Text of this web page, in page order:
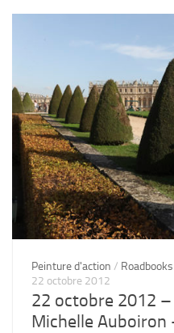
Peinture d'action / Roadbooks
22 octobre 2012
22 octobre 2012
Michelle Auboiron